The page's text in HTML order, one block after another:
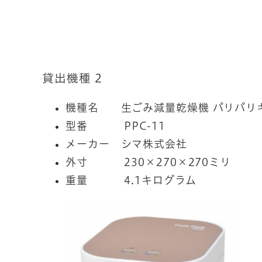
貸出機種 2
機種名 生ごみ減量乾燥機 パリパリ
型番 PPC-11
メーカー シマ株式会社
外寸 230×270×270ミリ
重量 4.1キログラム